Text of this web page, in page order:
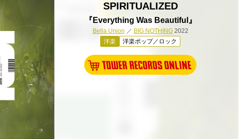
SPIRITUALIZED
『Everything Was Beautiful』
Bella Union ／ BIG NOTHING2022
洋楽
洋楽ポップ／ロック